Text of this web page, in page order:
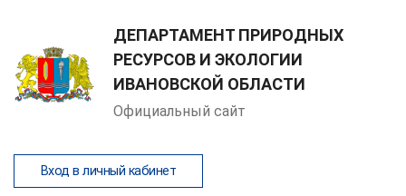
ДЕПАРТАМЕНТ ПРИРОДНЫХ
РЕСУРСОВ И ЭКОЛОГИИ
ИВАНОВСКОЙ ОБЛАСТИ
Официальный сайт
Вход в личный кабинет